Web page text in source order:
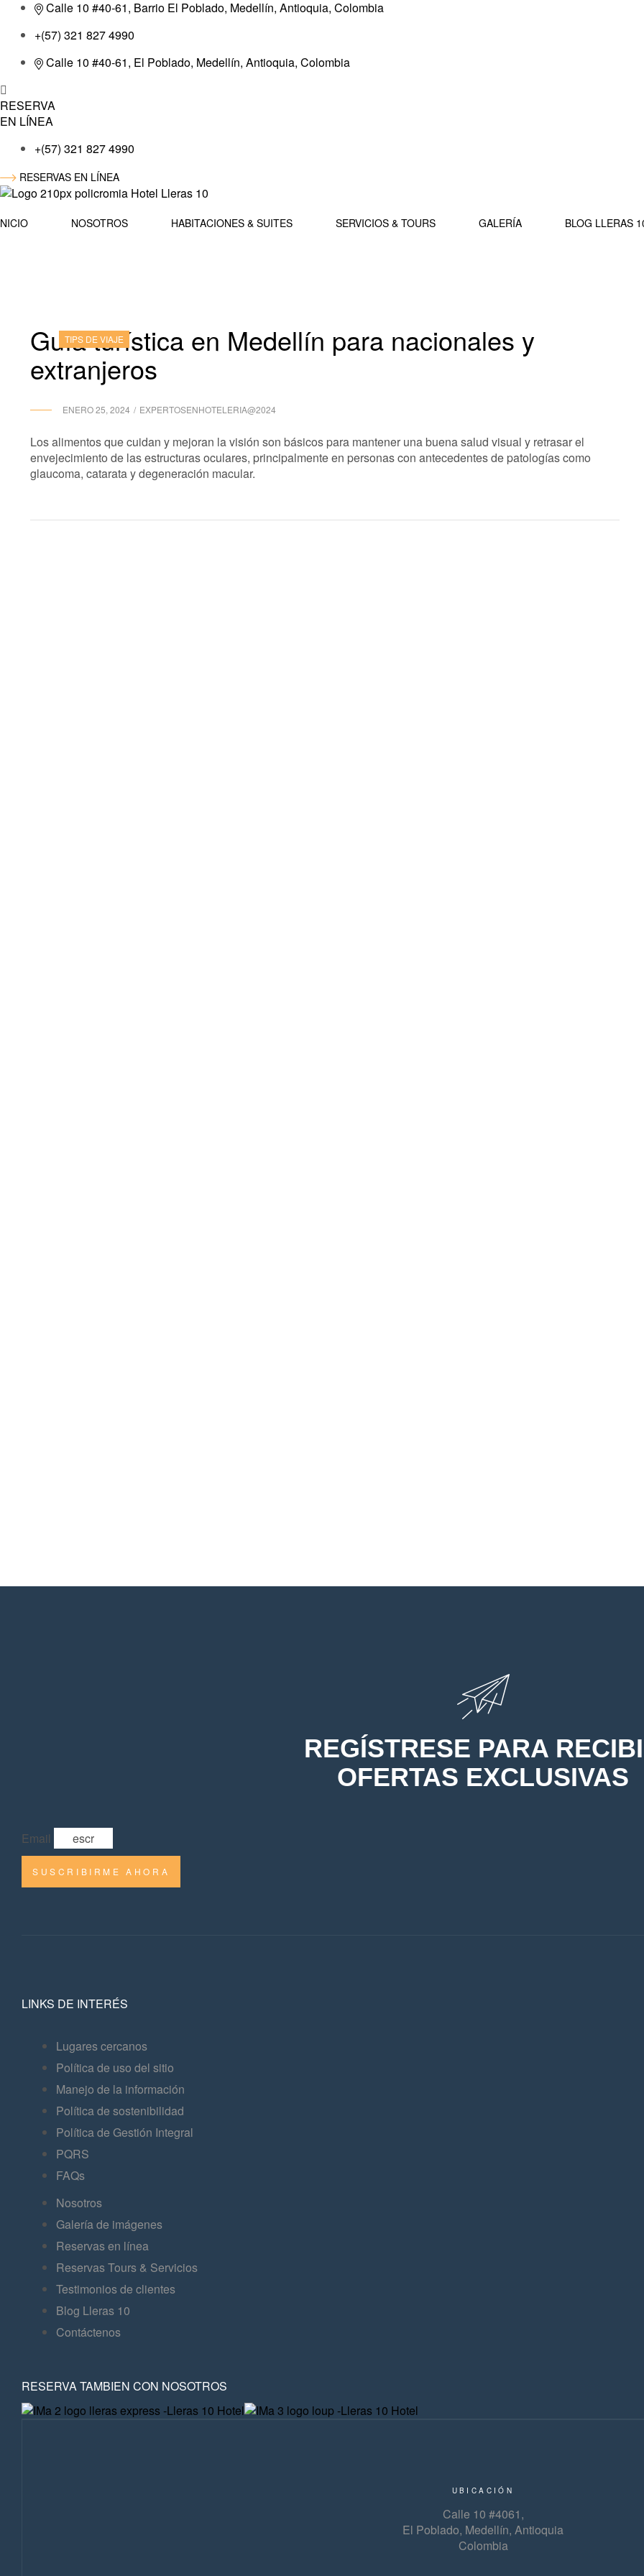
Calle 10 #40-61, Barrio El Poblado, Medellín, Antioquia, Colombia
+(57) 321 827 4990
Calle 10 #40-61, El Poblado, Medellín, Antioquia, Colombia
RESERVA
EN LÍNEA
+(57) 321 827 4990
RESERVAS EN LÍNEA
NOSOTROS HABITACIONES & SUITES SERVICIOS & TOURS GALERÍA BLOG LLERAS
Categories
TIPS DE VIAJE
Guía turística en Medellín para nacionales y
extranjeros
ENERO 25, 2024 BY
EXPERTOSENHOTELERIA@2024
Los alimentos que cuidan y mejoran la visión son básicos para mantener una buena salud visual y retrasar el
envejecimiento de las estructuras oculares, principalmente en personas con antecedentes de patologías como
glaucoma, catarata y degeneración macular.
REGÍSTRESE PARA
OFERTAS EXCLUSIVAS
Email
SUSCRIBIRME AHORA
LINKS DE INTERÉS
Lugares cercanos
Política de uso del sitio
Manejo de la información
Política de sostenibilidad
Política de Gestión Integral
PQRS
FAQs
Nosotros
Galería de imágenes
Reservas en línea
Reservas Tours & Servicios
Testimonios de clientes
Blog Lleras 10
Contáctenos
RESERVA TAMBIEN CON NOSOTROS
UBICACIÓN
Calle 10 #4061,
El Poblado, Medellín, Antioquia
Colombia